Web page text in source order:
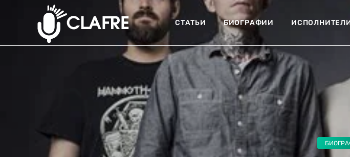
СТАТЬИ БИОГРАФИИ